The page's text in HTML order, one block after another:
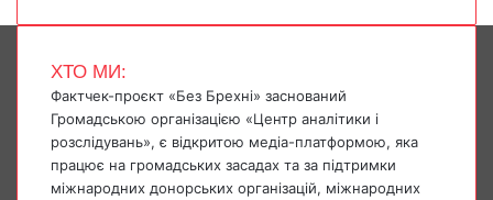
ХТО МИ:
Фактчек-проєкт «Без Брехні» заснований
Громадською організацією «Центр аналітики і
розслідувань», є відкритою медіа-платформою, яка
працює на громадських засадах та за підтримки
міжнародних донорських організацій, міжнародних